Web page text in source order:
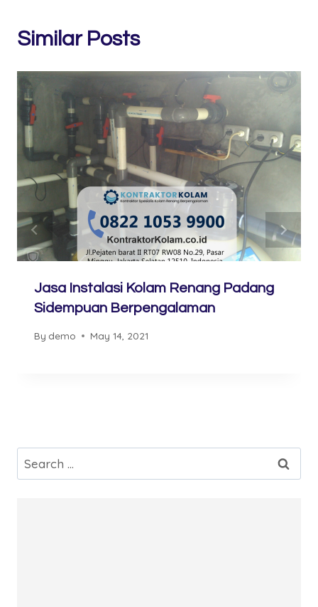
Similar Posts
Jasa Instalasi Kolam Renang Padang
Sidempuan Berpengalaman
By demo May 14, 2021
Search
for: